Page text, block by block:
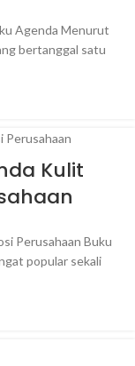
Agenda Menurut
bertanggal satu
Kulit
Perusahaan Buku
popular sekali